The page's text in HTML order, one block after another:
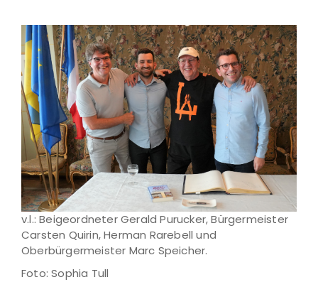
v.l.: Beigeordneter Gerald Purucker, Bürgermeister
Carsten Quirin, Herman Rarebell und
Oberbürgermeister Marc Speicher.
Foto: Sophia Tull